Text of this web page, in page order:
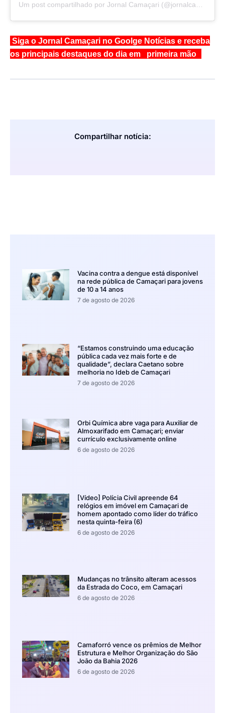
Um post compartilhado por Jornal Camaçari (@jornalcamacari)
Siga o Jornal Camaçari no Goolge Notícias e receba
os principais destaques do dia em primeira mão
Compartilhar notícia:
Vacina contra a dengue está disponível
na rede pública de Camaçari para jovens
de 10 a 14 anos
7 de agosto de 2026
“Estamos construindo uma educação
pública cada vez mais forte e de
qualidade”, declara Caetano sobre
melhoria no Ideb de Camaçari
7 de agosto de 2026
Orbi Química abre vaga para Auxiliar de
Almoxarifado em Camaçari; enviar
currículo exclusivamente online
6 de agosto de 2026
[Vídeo] Polícia Civil apreende 64
relógios em imóvel em Camaçari de
homem apontado como líder do tráfico
nesta quinta-feira (6)
6 de agosto de 2026
Mudanças no trânsito alteram acessos
da Estrada do Coco, em Camaçari
6 de agosto de 2026
Camaforró vence os prêmios de Melhor
Estrutura e Melhor Organização do São
João da Bahia 2026
6 de agosto de 2026